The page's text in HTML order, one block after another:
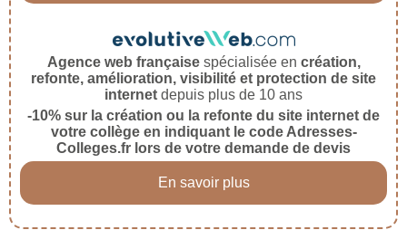
Agence web françaisespécialisée en création,
refonte, amélioration, visibilité et protection de site
internet depuis plus de 10 ans
-10% sur la création ou la refonte du site internet de
votre collège en indiquant le code Adresses-
Colleges.fr lors de votre demande de devis
En savoir plus